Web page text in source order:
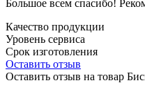
Большое всем спасибо!
Качество продукции
Уровень сервиса
Срок изготовления
Оставить отзыв
Оставить отзыв на товар